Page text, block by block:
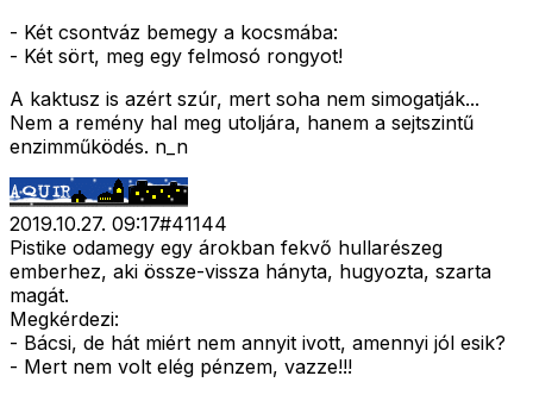
- Két csontváz bemegy a kocsmába:
- Két sört, meg egy felmosó rongyot!
A kaktusz is azért szúr, mert soha nem simogatják...
Nem a remény hal meg utoljára, hanem a sejtszintű
enzimműködés. n_n
2019.10.27. 09:17#41144
Pistike odamegy egy árokban fekvő hullarészeg
emberhez, aki össze-vissza hányta, hugyozta, szarta
magát.
Megkérdezi:
- Bácsi, de hát miért nem annyit ivott, amennyi jól esik?
- Mert nem volt elég pénzem, vazze!!!